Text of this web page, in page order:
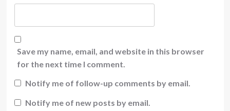
Save my name, email, and website in this browser
for the next time I comment.
Notify me of follow-up comments by email.
Notify me of new posts by email.